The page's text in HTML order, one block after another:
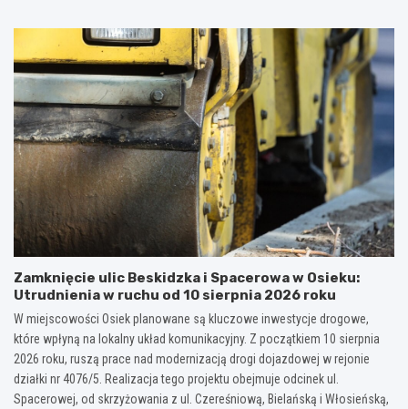
Zamknięcie ulic Beskidzka i Spacerowa w Osieku:
Utrudnienia w ruchu od 10 sierpnia 2026 roku
W miejscowości Osiek planowane są kluczowe inwestycje drogowe,
które wpłyną na lokalny układ komunikacyjny. Z początkiem 10 sierpnia
2026 roku, ruszą prace nad modernizacją drogi dojazdowej w rejonie
działki nr 4076/5. Realizacja tego projektu obejmuje odcinek ul.
Spacerowej, od skrzyżowania z ul. Czereśniową, Bielańską i Włosieńską,